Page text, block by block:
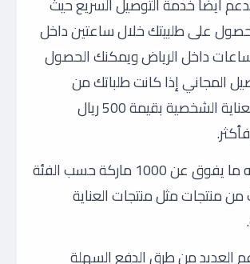
على طلبيتك خلال ساعتين داخل
و 3 ساعات داخل الرياض ويمكنك الحصول
المجاني إذا كانت طلباتك من
منتجات العناية الشخصية بقيمة 500 ريال
المتجر لديه ما يفوق عن 1000 ماركة حسب الفئة
من منتجات مثل منتجات العناية
العديد من طرق الدفع السهلة